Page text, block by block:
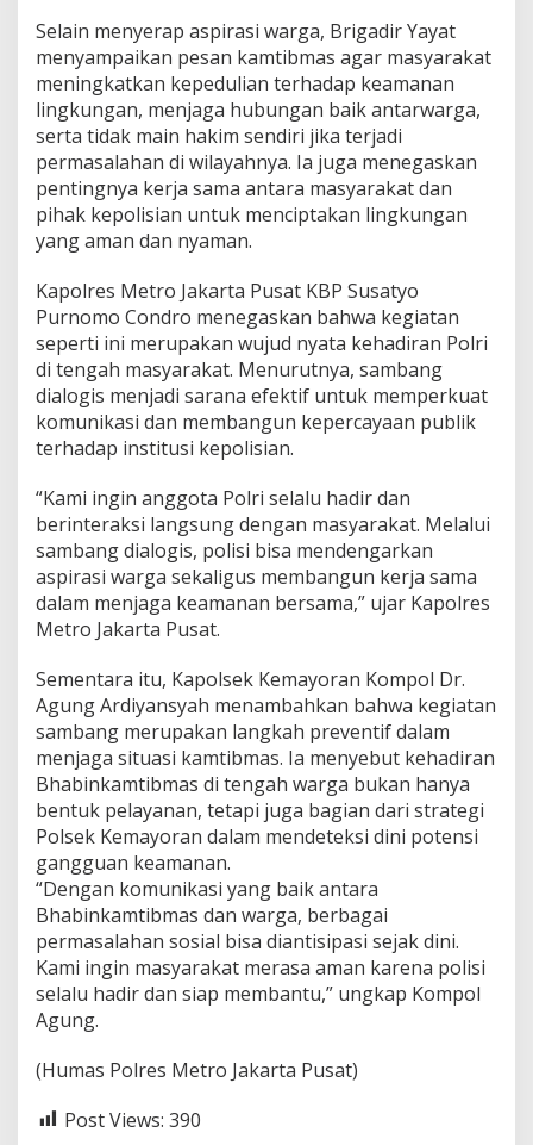
s
K
m
t
i
b
m
a
s
W
l
a
y
a
h
Selain menyerap aspirasi warga, Brigadir Yayat
menyampaikan pesan kamtibmas agar masyarakat
meningkatkan kepedulian terhadap keamanan
lingkungan, menjaga hubungan baik antarwarga,
serta tidak main hakim sendiri jika terjadi
permasalahan di wilayahnya. Ia juga menegaskan
pentingnya kerja sama antara masyarakat dan
pihak kepolisian untuk menciptakan lingkungan
yang aman dan nyaman.
Kapolres Metro Jakarta Pusat KBP Susatyo
Purnomo Condro menegaskan bahwa kegiatan
seperti ini merupakan wujud nyata kehadiran Polri
di tengah masyarakat. Menurutnya, sambang
dialogis menjadi sarana efektif untuk memperkuat
komunikasi dan membangun kepercayaan publik
terhadap institusi kepolisian.
“Kami ingin anggota Polri selalu hadir dan
berinteraksi langsung dengan masyarakat. Melalui
sambang dialogis, polisi bisa mendengarkan
aspirasi warga sekaligus membangun kerja sama
dalam menjaga keamanan bersama,” ujar Kapolres
Metro Jakarta Pusat.
Sementara itu, Kapolsek Kemayoran Kompol Dr.
Agung Ardiyansyah menambahkan bahwa kegiatan
sambang merupakan langkah preventif dalam
menjaga situasi kamtibmas. Ia menyebut kehadiran
Bhabinkamtibmas di tengah warga bukan hanya
bentuk pelayanan, tetapi juga bagian dari strategi
Polsek Kemayoran dalam mendeteksi dini potensi
gangguan keamanan.
“Dengan komunikasi yang baik antara
Bhabinkamtibmas dan warga, berbagai
permasalahan sosial bisa diantisipasi sejak dini.
Kami ingin masyarakat merasa aman karena polisi
selalu hadir dan siap membantu,” ungkap Kompol
Agung.
(Humas Polres Metro Jakarta Pusat)
Post Views: 390